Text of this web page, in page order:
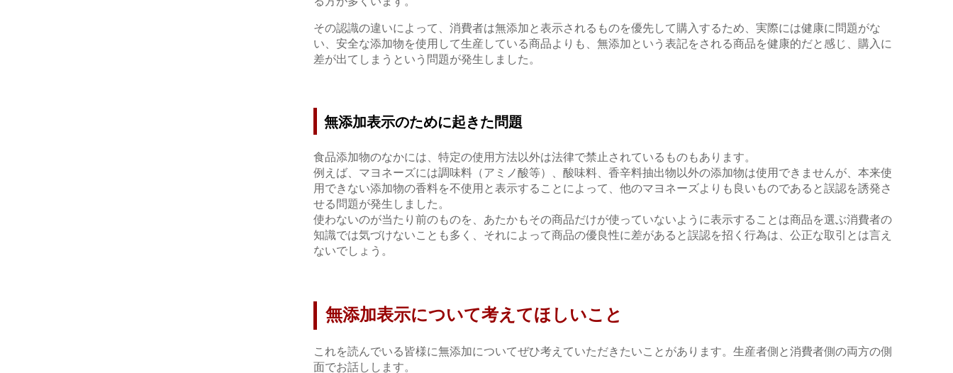
その認識の違いによって、 消費者は無添加と表示されるものを優先して購入するため、 実際には健康に問題がな
い、安全な添加物を使用して生産している商品よりも、無添加 という表記をされる商品を健康的だと感じ、購入に
差が出てしまうという問題が発生し ました。
無添加表示のために起きた問題
食品添加物のなかには、特定の使用方法以外は法律で禁止されているものもありま す。
例えば、 マヨネーズには調味料（アミノ酸等） 、酸味料、香辛料抽出物以外の添加物は使用できませんが、 本来使
用できない添加物の香料を不使用と表示することによって 他のマヨネーズよりも 良いものであると誤認を誘発さ
せる問題が発生しました。
使わないのが当たり前のものを 、あたかもその商品だけが使っていないように表示する ことは商品を選ぶ消費者の
知識では気づけないことも多く、 それによって商品の優良性に差があると誤認を招く行為は、 公正な取引とは言え
ないでしょう。
無添加表示について考えてほしいこと
これを読んでいる皆様に無添加についてぜひ考えていただきたいことがあります。 生産者側と消費者側の両方の側
面でお話しします。